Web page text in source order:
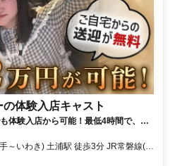
体験入店キャスト
体験入店から可能！最低4時間で、日
～いわき) 土浦駅 徒歩3分 JR常磐線(上
磐線(取手～いわき) 水戸駅 電車で30